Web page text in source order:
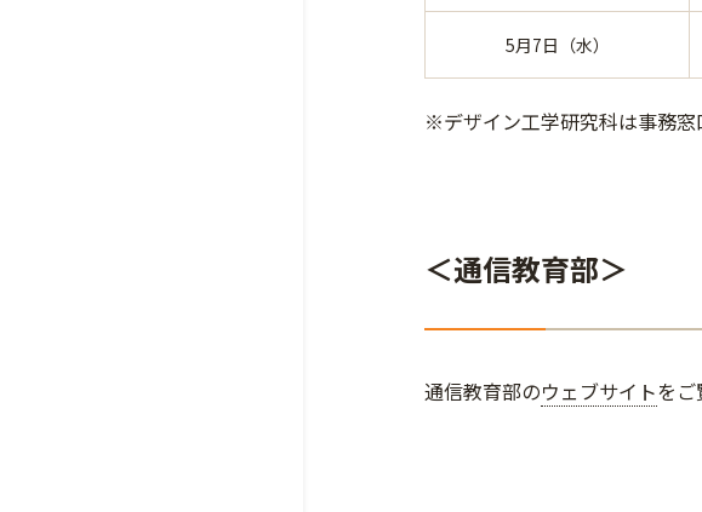
5月7日（水）
※デザイン工学研究科は事務
＜通信教育部＞
通信教育部のウェブサイトをご